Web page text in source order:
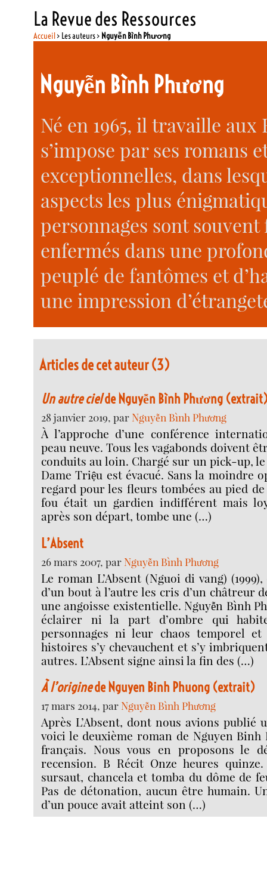
La Revue des Ressources
Accueil> Les auteurs > Nguyễn Bình Phương
Nguyễn Bình Phương
Né en 1965, il travaille
s’impose par ses romans
exceptionnelles, dans
aspects les plus
personnages sont
enfermés dans une
peuplé de fantômes et
une impression
Articles de cet auteur (3)
Un autre cielde Nguyễn Bình Phương
28 janvier 2019, parNguyễn Bình Phương
À l’approche d’une conférence
peau neuve. Tous les vagabonds doivent
conduits au loin. Chargé sur un pick-up,
Dame Triệu est évacué. Sans la moindre
regard pour les fleurs tombées au pied
fou était un gardien indifférent mais
après son départ, tombe une (…)
L’Absent
26 mars 2007, parNguyễn Bình Phương
Le roman L’Absent (Nguoi di vang)
d’un bout à l’autre les cris d’un châtreur
une angoisse existentielle. Nguyễn Bình
éclairer ni la part d’ombre qui
personnages ni leur chaos temporel et
histoires s’y chevauchent et s’y
autres. L’Absent signe ainsi la fin des (…)
À l’originede Nguyen Binh Phuong (extrait)
17 mars 2014, parNguyễn Bình Phương
Après L’Absent, dont nous avions publié
voici le deuxième roman de Nguyen
français. Nous vous en proposons le
recension. B Récit Onze heures
sursaut, chancela et tomba du dôme de
Pas de détonation, aucun être humain.
d’un pouce avait atteint son (…)